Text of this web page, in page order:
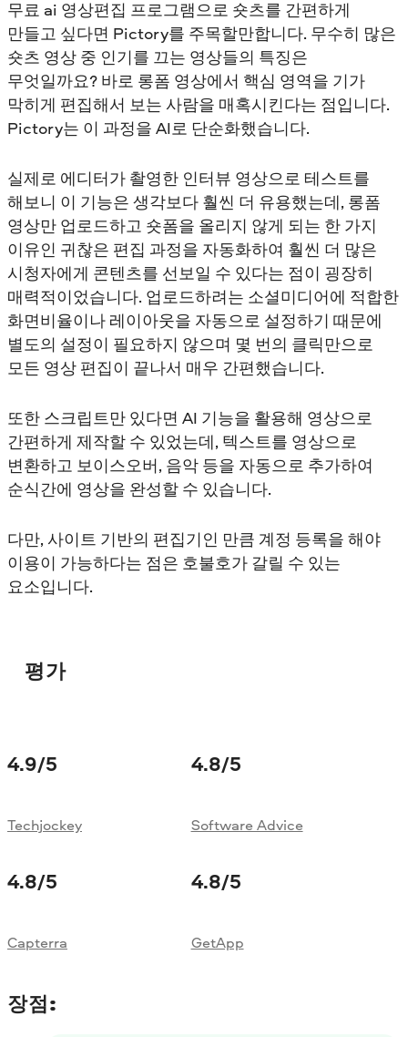
무료 ai 영상편집 프로그램으로 숏츠를 간편하게
만들고 싶다면 Pictory를 주목할만합니다. 무수히 많은
숏츠 영상 중 인기를 끄는 영상들의 특징은
무엇일까요? 바로 롱폼 영상에서 핵심 영역을 기가
막히게 편집해서 보는 사람을 매혹시킨다는 점입니다.
Pictory는 이 과정을 AI로 단순화했습니다.
실제로 에디터가 촬영한 인터뷰 영상으로 테스트를
해보니 이 기능은 생각보다 훨씬 더 유용했는데, 롱폼
영상만 업로드하고 숏폼을 올리지 않게 되는 한 가지
이유인 귀찮은 편집 과정을 자동화하여 훨씬 더 많은
시청자에게 콘텐츠를 선보일 수 있다는 점이 굉장히
매력적이었습니다. 업로드하려는 소셜미디어에 적합한
화면비율이나 레이아웃을 자동으로 설정하기 때문에
별도의 설정이 필요하지 않으며 몇 번의 클릭만으로
모든 영상 편집이 끝나서 매우 간편했습니다.
또한 스크립트만 있다면 AI 기능을 활용해 영상으로
간편하게 제작할 수 있었는데, 텍스트를 영상으로
변환하고 보이스오버, 음악 등을 자동으로 추가하여
순식간에 영상을 완성할 수 있습니다.
다만, 사이트 기반의 편집기인 만큼 계정 등록을 해야
이용이 가능하다는 점은 호불호가 갈릴 수 있는
요소입니다.
평가
4.9/5
Techjockey
4.8/5
Software Advice
4.8/5
Capterra
4.8/5
GetApp
장점: